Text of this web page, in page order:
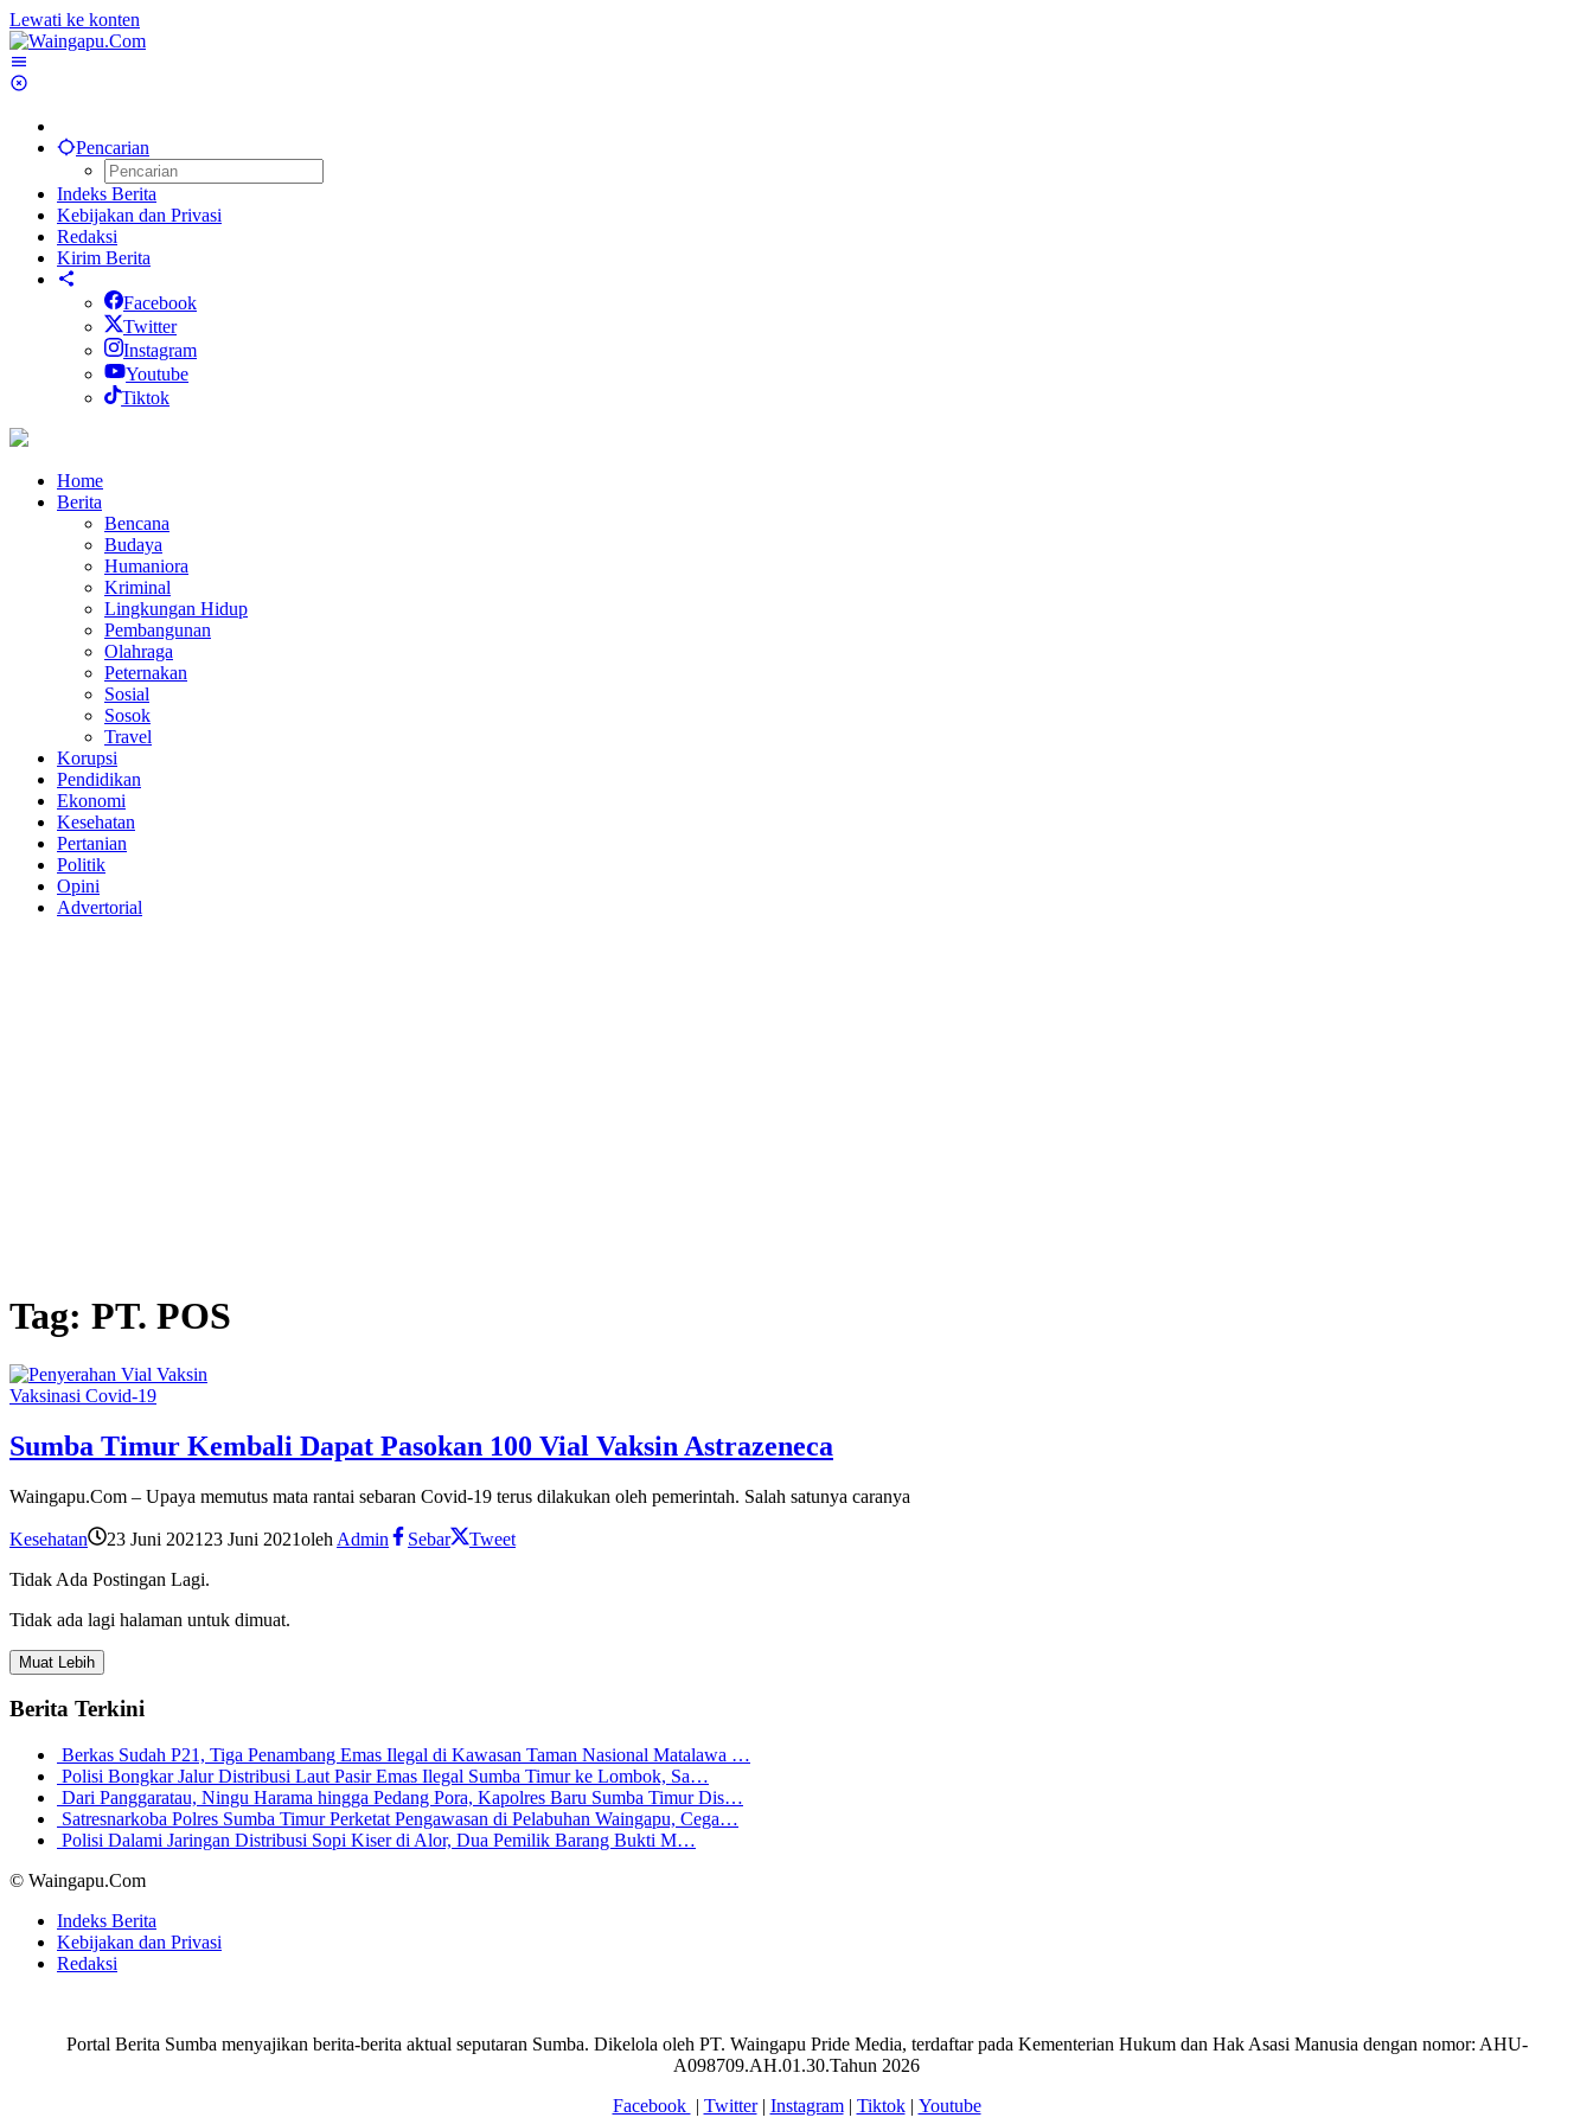
Lewati ke konten
Pencarian
Indeks Berita
Kebijakan dan Privasi
Redaksi
Kirim Berita
Facebook
Twitter
Instagram
Youtube
Tiktok
Home
Berita
Bencana
Budaya
Humaniora
Kriminal
Lingkungan Hidup
Pembangunan
Olahraga
Peternakan
Sosial
Sosok
Travel
Korupsi
Pendidikan
Ekonomi
Kesehatan
Pertanian
Politik
Opini
Advertorial
Tag: PT. POS
Vaksinasi Covid-19
Sumba Timur Kembali Dapat Pasokan 100 Vial Vaksin Astrazeneca
Waingapu.Com – Upaya memutus mata rantai sebaran Covid-19 terus dilakukan oleh pemerintah. Salah satunya caranya
Kesehatan 23 Juni 2021 23 Juni 2021oleh Admin Sebar
Tweet
Tidak Ada Postingan Lagi.
Tidak ada lagi halaman untuk dimuat.
Muat Lebih
Berita Terkini
Berkas Sudah P21, Tiga Penambang Emas Ilegal di Kawasan Taman Nasional Matalawa …
Polisi Bongkar Jalur Distribusi Laut Pasir Emas Ilegal Sumba Timur ke Lombok, Sa…
Dari Panggaratau, Ningu Harama hingga Pedang Pora, Kapolres Baru Sumba Timur Dis…
Satresnarkoba Polres Sumba Timur Perketat Pengawasan di Pelabuhan Waingapu, Cega…
Polisi Dalami Jaringan Distribusi Sopi Kiser di Alor, Dua Pemilik Barang Bukti M…
© Waingapu.Com
Indeks Berita
Kebijakan dan Privasi
Redaksi
Portal Berita Sumba menyajikan berita-berita aktual seputaran Sumba. Dikelola oleh PT. Waingapu Pride Media, terdaftar pada Kementerian Hukum dan Hak Asasi Manusia dengan nomor: AHU-
A098709.AH.01.30.Tahun 2026
Facebook | Twitter| Instagram| Tiktok| Youtube